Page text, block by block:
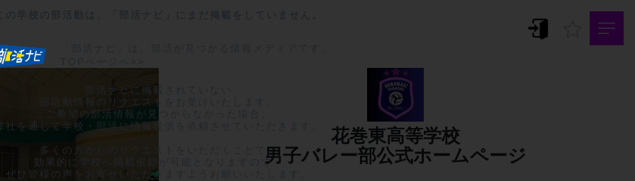
部活ナビに掲載されていない
部活動情報のリクエストをお受けいたします。
ご希望の部活情報が見つからなかった場合、
社を通じて学校・部活に情報提供を依頼させていただきます。
多くの方からのリクエストをいただくことで、
効果的に学校へ掲載依頼が可能となりますので、
ぜひ皆様の声をお寄せいただきますようお願いいたします。
花巻東高等学校
男子バレー部公式ホームページ